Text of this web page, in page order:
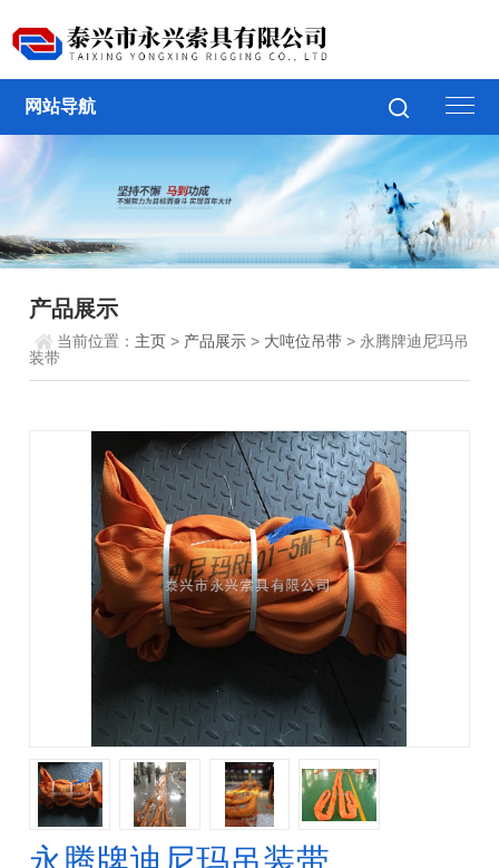
网站导航
产品展示
当前位置： 主页 > 产品展示 > 大吨位吊带 > 永腾牌迪尼玛吊
装带